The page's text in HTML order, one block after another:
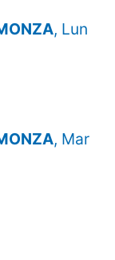
, Lun
, Mar